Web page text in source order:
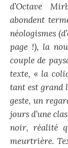
d’Octave
abondent
néologismes
page !), la
couple de
texte, « la
tant est grand
geste, un
jours d’une
noir, réalité
meurtrière.